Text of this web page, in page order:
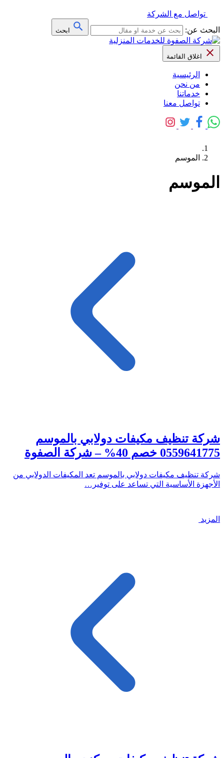
تواصل مع الشركة
البحث عن:
ابحث
اغلاق القائمة
الرئيسية
من نحن
خدماتنا
تواصل معنا
الموسم
الموسم
شركة تنظيف مكيفات دولابي بالموسم
0559641775 خصم 40% – شركة الصفوة
شركة تنظيف مكيفات دولابي بالموسم تعد المكيفات الدولابي من
الأجهزة الأساسية التي تساعد على توفير…
المزيد